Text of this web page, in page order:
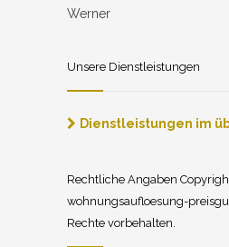
Werner
Unsere Dienstleistungen
Dienstleistungen im
Rechtliche Angaben
wohnungsaufloesung-
Rechte vorbehalten.